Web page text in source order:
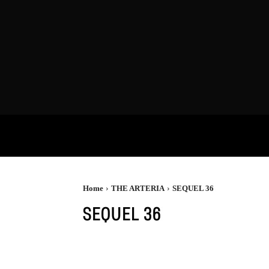
Home THE ARTERIA SEQUEL 36
SEQUEL 36